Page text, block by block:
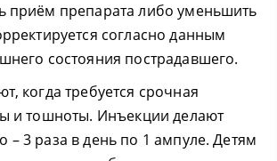
приём препарата либо уменьшить
согласно данным
состояния пострадавшего.
когда требуется срочная
и тошноты. Инъекции делают
3 раза в день по 1 ампуле. Детям